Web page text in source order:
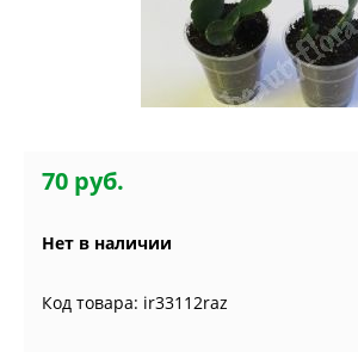
70 руб.
Нет в наличии
Код товара: ir33112raz